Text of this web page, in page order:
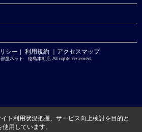
シー ｜ 利用規約 ｜アクセスマップ
屋ネット 徳島本町店 All rights reserved.
ト利用状況把握、サービス向上検討を目的と
用しています。